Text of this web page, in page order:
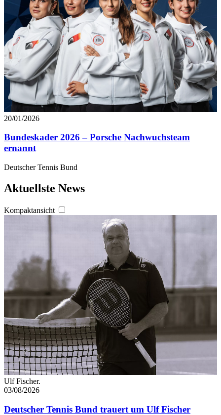
20/01/2026
Bundeskader 2026 – Porsche Nachwuchsteam
ernannt
Deutscher Tennis Bund
Aktuellste News
Kompaktansicht
Ulf Fischer.
03/08/2026
Deutscher Tennis Bund trauert um Ulf Fischer